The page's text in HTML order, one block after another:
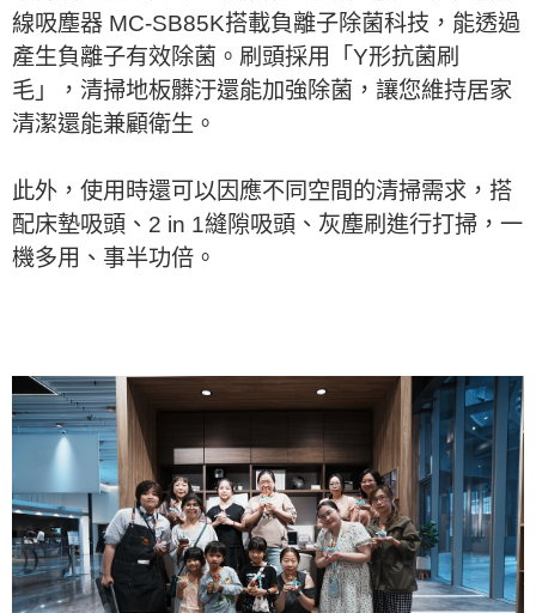
線吸塵器 MC-SB85K搭載負離子除菌科技，能透過
產生負離子有效除菌。刷頭採用「Y形抗菌刷
毛」，清掃地板髒汙還能加強除菌，讓您維持居家
清潔還能兼顧衛生。
此外，使用時還可以因應不同空間的清掃需求，搭
配床墊吸頭、2 in 1縫隙吸頭、灰塵刷進行打掃，一
機多用、事半功倍。